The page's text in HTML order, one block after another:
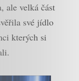
ale velká část
své jídlo
kterých si